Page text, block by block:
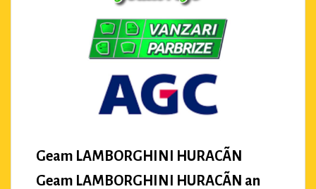
Geam LAMBORGHINI HURACÃN
Geam LAMBORGHINI HURACÃN an